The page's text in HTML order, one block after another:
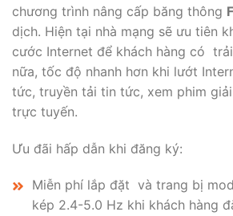
chương trình nâng cấp băng thông
dịch. Hiện tại nhà mạng sẽ ưu tiên
cước Internet để khách hàng có
nữa, tốc độ nhanh hơn khi lướt
tức, truyền tải tin tức, xem phim
trực tuyến.
Ưu đãi hấp dẫn khi đăng ký:
Miễn phí lắp đặt và trang bị
kép 2.4-5.0 Hz khi khách hàng